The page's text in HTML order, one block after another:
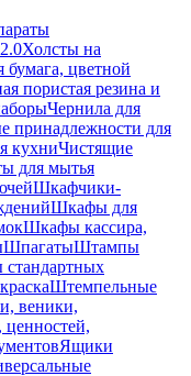
Холсты на
бумага, цветной
пористая резина и
Чернила для
принадлежности для
кухниЧистящие
для мытья
Шкафчики-
Шкафы для
Шкафы кассира,
ШпагатыШтампы
Штемпельные
веники,
Ящики